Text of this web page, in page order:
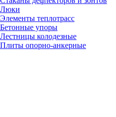
Люки
Элементы теплотрасс
Бетонные упоры
Лестницы колодезные
Плиты опорно-анкерные